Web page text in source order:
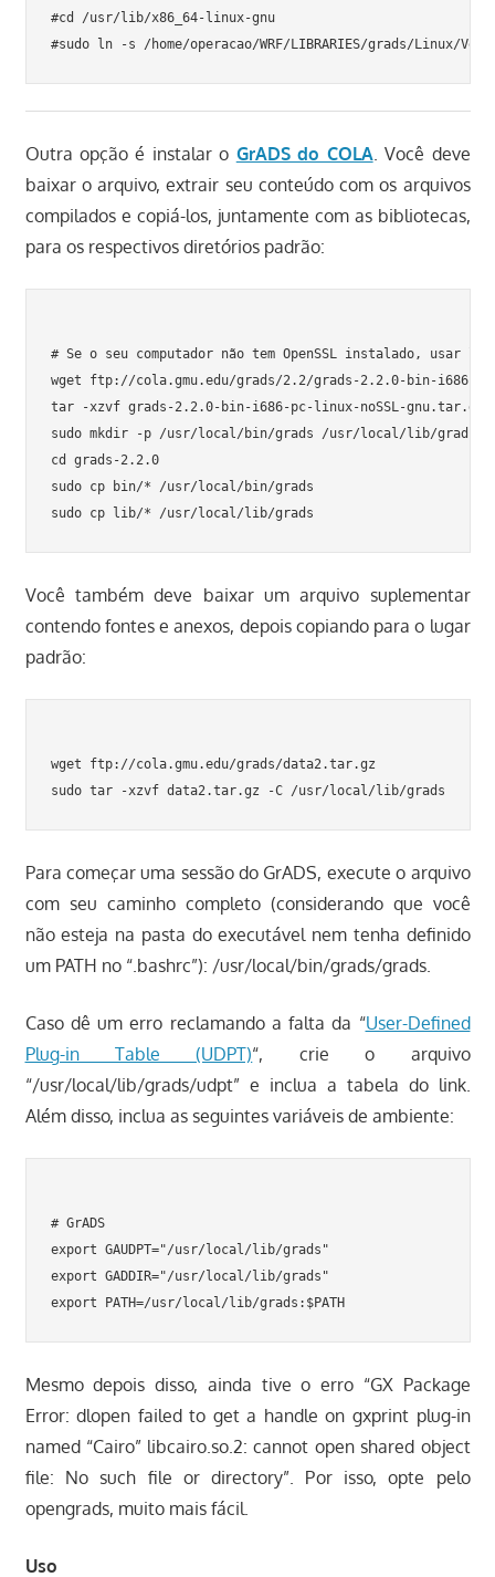
#cd /usr/lib/x86_64-linux-gnu
Outra opção é instalar o GrADS do COLA. Você deve
baixar o arquivo, extrair seu conteúdo com os arquivos
compilados e copiá-los, juntamente com as bibliotecas,
para os respectivos diretórios padrão:
# Se o seu computador não tem OpenSSL instalado, usar
wget ftp://cola.gmu.edu/grads/2.2/grads-2.2.0-bin-i686-
tar -xzvf grads-2.2.0-bin-i686-pc-linux-noSSL-gnu.tar.gz
sudo mkdir -p /usr/local/bin/grads /usr/local/lib/grads
cd grads-2.2.0
sudo cp bin/* /usr/local/bin/grads
Você também deve baixar um arquivo suplementar
contendo fontes e anexos, depois copiando para o lugar
padrão:
wget ftp://cola.gmu.edu/grads/data2.tar.gz
Para começar uma sessão do GrADS, execute o arquivo
com seu caminho completo (considerando que você
não esteja na pasta do executável nem tenha definido
um PATH no “.bashrc”): /usr/local/bin/grads/grads.
Caso dê um erro reclamando a falta da “User-Defined
Plug-in Table (UDPT)“, crie o arquivo
“/usr/local/lib/grads/udpt” e inclua a tabela do link.
Além disso, inclua as seguintes variáveis de ambiente:
# GrADS
export GAUDPT="/usr/local/lib/grads"
export GADDIR="/usr/local/lib/grads"
Mesmo depois disso, ainda tive o erro “GX Package
Error: dlopen failed to get a handle on gxprint plug-in
named “Cairo” libcairo.so.2: cannot open shared object
file: No such file or directory”. Por isso, opte pelo
opengrads, muito mais fácil.
Uso